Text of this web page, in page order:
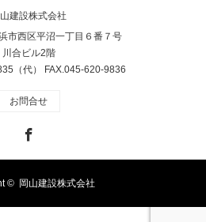
建設株式会社
市西区平沼一丁目６番７号
川合ビル2階
（代） FAX.045-620-9836
お問合せ
© 岡山建設株式会社